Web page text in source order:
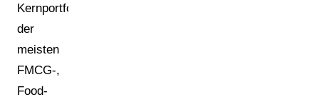
Kernportfolio
der
meisten
FMCG-,
Food-